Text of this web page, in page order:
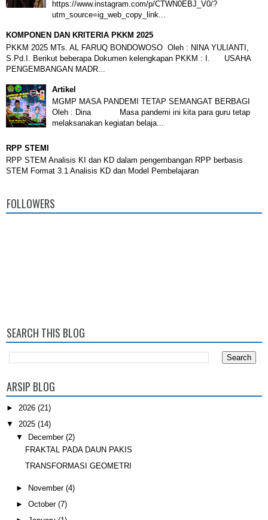
https://www.instagram.com/p/CTWN0EBJ_V0/?
utm_source=ig_web_copy_link...
KOMPONEN DAN KRITERIA PKKM 2025
PKKM 2025 MTs. AL FARUQ BONDOWOSO Oleh : NINA YULIANTI,
S.Pd.I. Berikut beberapa Dokumen kelengkapan PKKM : I. USAHA
PENGEMBANGAN MADR...
Artikel
MGMP MASA PANDEMI TETAP SEMANGAT BERBAGI
Oleh : Dina Masa pandemi ini kita para guru tetap
melaksanakan kegiatan belaja...
RPP STEMI
RPP STEM Analisis KI dan KD dalam pengembangan RPP berbasis
STEM Format 3.1 Analisis KD dan Model Pembelajaran
FOLLOWERS
SEARCH THIS BLOG
ARSIP BLOG
► 2026 (21)
▼
2025 (14)
▼
December (2)
FRAKTAL PADA DAUN PAKIS
TRANSFORMASI GEOMETRI
► November (4)
► October (7)